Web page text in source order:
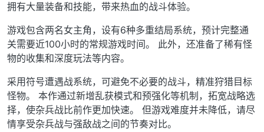
拥有大量装备和技能，带来热血的战斗体验。
游戏包含两名女主角，设有6种多重结局系统，预计完整通
关需要近100小时的常规游戏时间。 此外，还准备了稀有怪
物的收集和深度玩法等内容。
采用符号遭遇战系统，可避免不必要的战斗，精准狩猎目标
怪物。 本作通过新增乱获模式和预强化等机制，拓宽战略选
择，使杂兵战比前作更加快速。 但游戏难度并未降低，请尽
情享受杂兵战与强敌战之间的节奏对比。